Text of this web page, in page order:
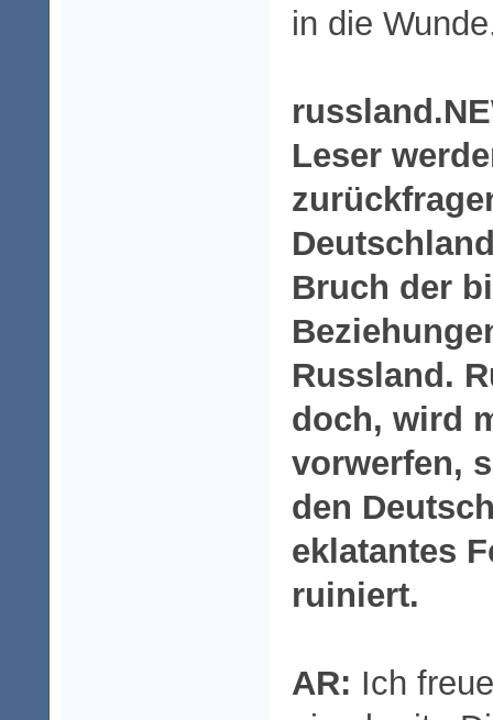
in die
Leser
Bruch der
Russland.
doch, wird
vorwerfen,
den
eklatantes
ruiniert.
AR: Ich